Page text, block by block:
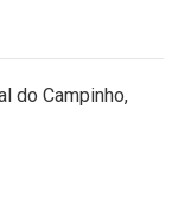
do Campinho,